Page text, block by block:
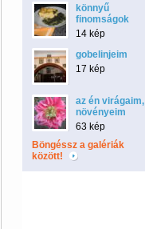
könnyű
finomságok
14 kép
gobelinjeim
17 kép
az én virágaim,
növényeim
63 kép
Böngéssz a galériák
között!